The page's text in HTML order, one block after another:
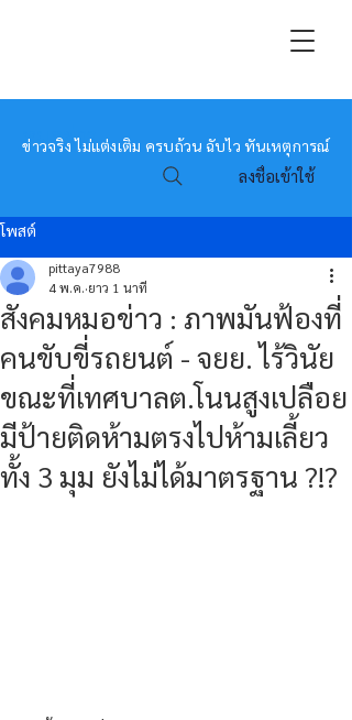
หมอข่าว
ข่าวจริง ไม่แต่งเติม ครบถ้วน ฉับไว ทันเหตุการณ์
ลงชื่อเข้าใช้
โพสต์
สังคมหมอข่าว : ภาพมันฟ้องที่
คนขับขี่รถยนต์ - จยย. ไร้วินัย
ขณะที่เทศบาลต.โนนสูงเปลือย
มีป้ายติดห้ามตรงไปห้ามเลี้ยว
ทั้ง 3 มุม ยังไม่ได้มาตรฐาน ?!?
pittaya7988
4 พ.ค. ยาว 1 นาที